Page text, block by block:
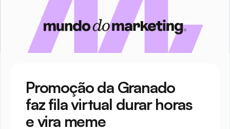
Promoção da Granado
faz fila virtual durar horas
e vira meme